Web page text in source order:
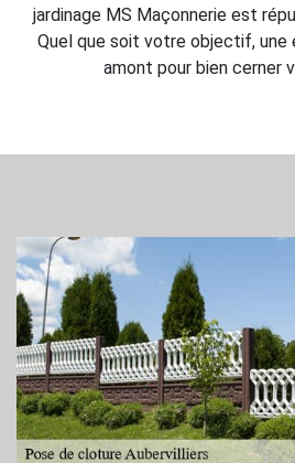
jardinage MS Maçonnerie est
Quel que soit votre objectif, une
amont pour bien cerner